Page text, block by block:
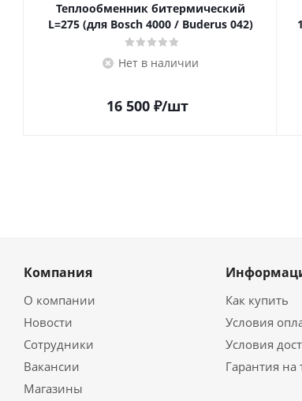
Теплообменник битермический
L=275 (для Bosch 4000 / Buderus 042)
Нет в наличии
16 500 ₽/шт
Компания
О компании
Новости
Сотрудники
Вакансии
Магазины
Как купить
Условия
Условия
Гарантия на